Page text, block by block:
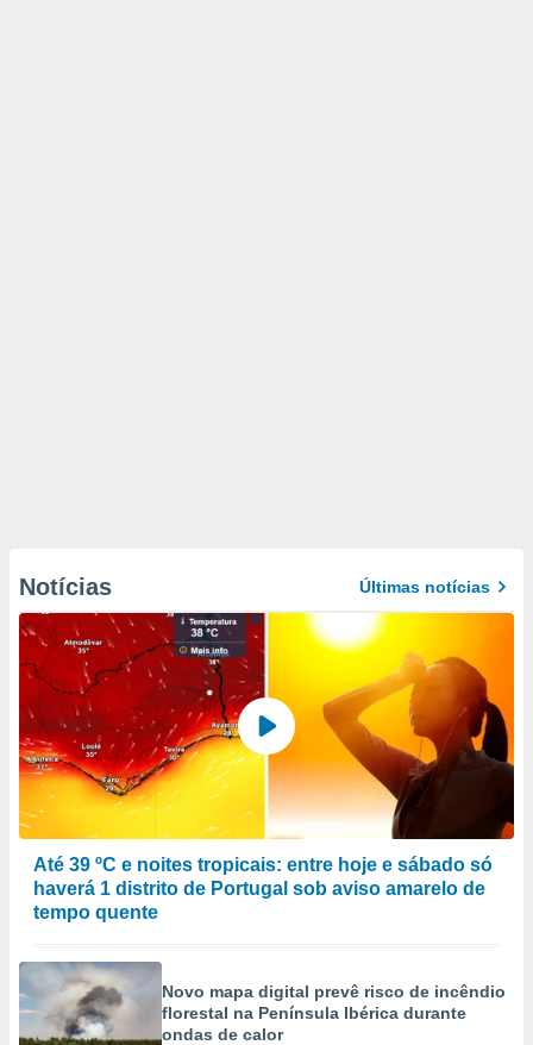
Notícias Últimas notícias
Até 39 ºC e noites tropicais: entre hoje e sábado só
haverá 1 distrito de Portugal sob aviso amarelo de
tempo quente
Novo mapa digital prevê risco de incêndio
florestal na Península Ibérica durante
ondas de calor